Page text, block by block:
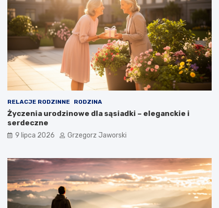
RELACJE RODZINNE RODZINA
Życzenia urodzinowe dla sąsiadki – eleganckie i
serdeczne
9 lipca 2026 Grzegorz Jaworski